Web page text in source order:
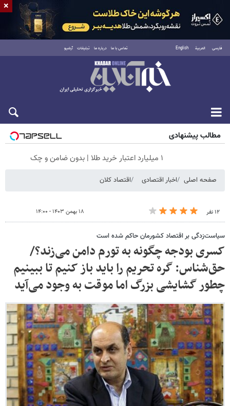
فارسی العربية English تماس با ما درباره ما تبلیغات آرشیو
جمعه ۱۶ مرداد ۱۴۰۵
مطالب پیشنهادی
۱ میلیارد اعتبار خرید طلا | بدون ضامن و چک
صفحه اصلی اخبار اقتصادی اقتصاد کلان
۱۲ نفر ۱۸ بهمن ۱۴۰۳ - ۱۴:۰۰
سیاست‌زدگی بر اقتصاد کشورمان حاکم شده است
کسری بودجه چگونه به تورم دامن می‌زند؟/
حق‌شناس: گره تحریم را باید باز کنیم تا ببینیم
چطور گشایشی بزرگ اما موقت به وجود می‌آید
×